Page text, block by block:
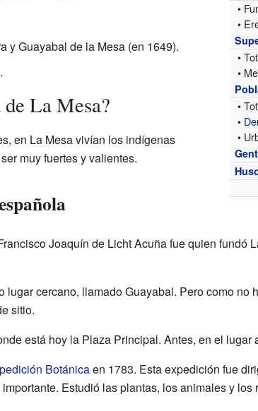
•
•
•
•
•
•
•
y Guayabal de la Mesa (en 1649).
La Mesa?
en La Mesa vivían los indígenas
muy fuertes y valientes.
Joaquín de Licht Acuña fue quien fundó
lugar cercano, llamado Guayabal. Pero como no
sitio.
está hoy la Plaza Principal. Antes, en el lugar
Botánicaen 1783. Esta expedición fue
Estudió las plantas, los animales y